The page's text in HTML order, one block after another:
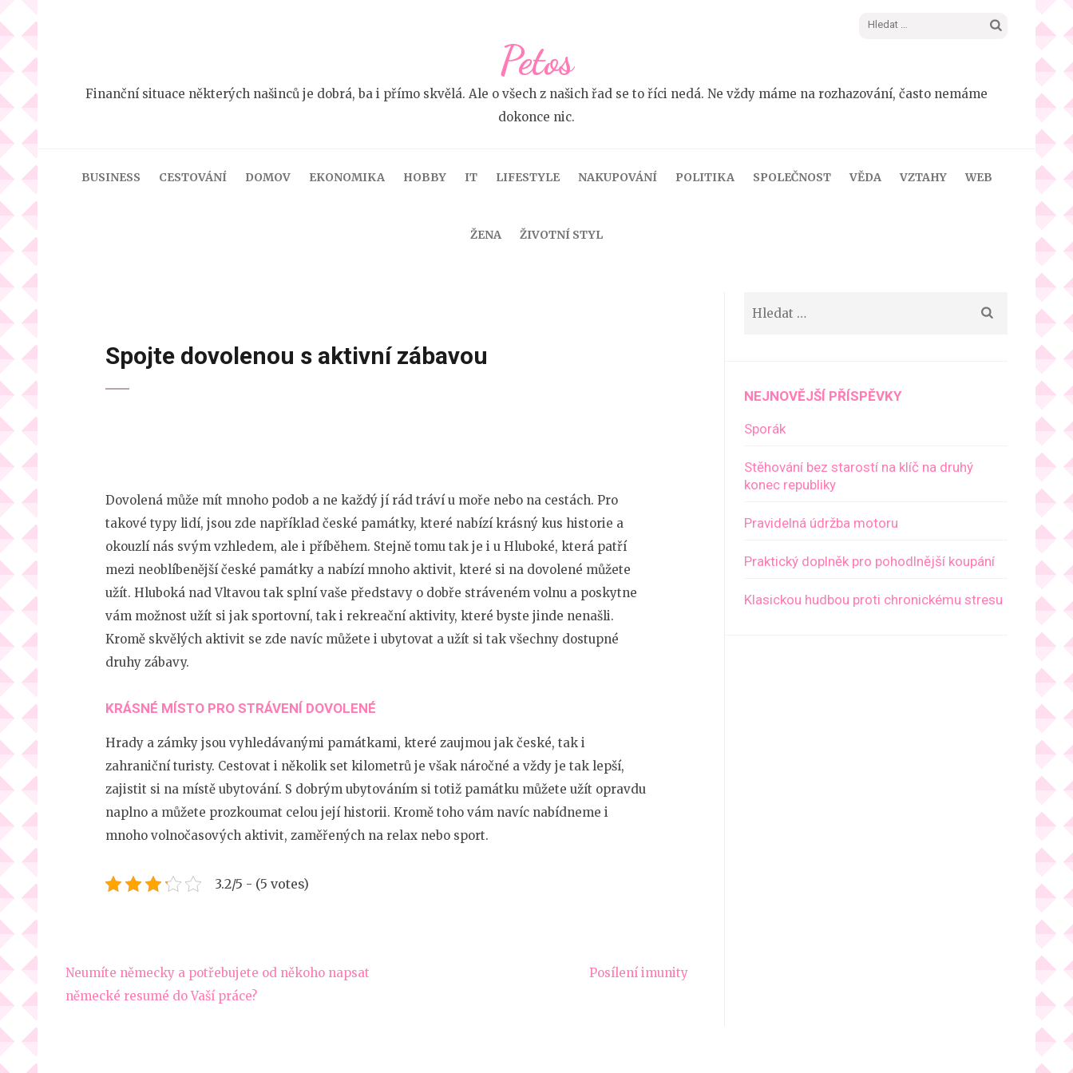
obsah
Vyhledávání
Petos
Finanční situace některých našinců je dobrá, ba i přímo skvělá. Ale o všech z našich řad se to říci nedá. Ne vždy máme na rozhazování, často nemáme
dokonce nic.
BUSINESS CESTOVÁNÍ DOMOV EKONOMIKA HOBBY IT LIFESTYLE NAKUPOVÁNÍ POLITIKA SPOLEČNOST VĚDA VZTAHY WEB
ŽENA ŽIVOTNÍ STYL
Spojte dovolenou s aktivní zábavou
Dovolená může mít mnoho podob a ne každý jí rád tráví u moře nebo na cestách. Pro
takové typy lidí, jsou zde například české památky, které nabízí krásný kus historie a
okouzlí nás svým vzhledem, ale i příběhem. Stejně tomu tak je i u Hluboké, která patří
mezi neoblíbenější české památky a nabízí mnoho aktivit, které si na dovolené můžete
užít. Hluboká nad Vltavou tak splní vaše představy o dobře stráveném volnu a poskytne
vám možnost užít si jak sportovní, tak i rekreační aktivity, které byste jinde nenašli.
Kromě skvělých aktivit se zde navíc můžete i ubytovat a užít si tak všechny dostupné
druhy zábavy.
KRÁSNÉ MÍSTO PRO STRÁVENÍ DOVOLENÉ
Hrady a zámky jsou vyhledávanými památkami, které zaujmou jak české, tak i
zahraniční turisty. Cestovat i několik set kilometrů je však náročné a vždy je tak lepší,
zajistit si na místě ubytování. S dobrým ubytováním si totiž památku můžete užít opravdu
naplno a můžete prozkoumat celou její historii. Kromě toho vám navíc nabídneme i
mnoho volnočasových aktivit, zaměřených na relax nebo sport.
3.2/5 - (5 votes)
Navigace
pro
Neumíte německy a potřebujete od někoho napsat
německé resumé do Vaší práce?
Posílení imunity
NEJNOVĚJŠÍ PŘÍSPĚVKY
Sporák
Stěhování bez starostí na klíč na druhý
konec republiky
Pravidelná údržba motoru
Praktický doplněk pro pohodlnější koupání
Klasickou hudbou proti chronickému stresu